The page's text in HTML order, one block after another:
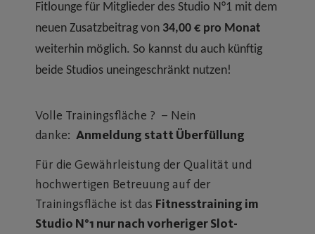
Fitlounge für Mitglieder des Studio N°1 mit dem
neuen Zusatzbeitrag von 34,00 € pro Monat
weiterhin möglich. So kannst du auch künftig
beide Studios uneingeschränkt nutzen!
Volle Trainingsfläche ? – Nein
danke: Anmeldung statt Überfüllung
Für die Gewährleistung der Qualität und
hochwertigen Betreuung auf der
Trainingsfläche ist das Fitnesstraining im
Studio N°1 nur nach vorheriger Slot-